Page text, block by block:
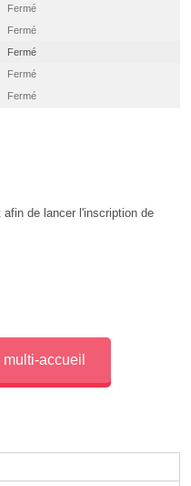
Fermé
Fermé
Fermé
Fermé
Fermé
de lancer l'inscription de
accueil